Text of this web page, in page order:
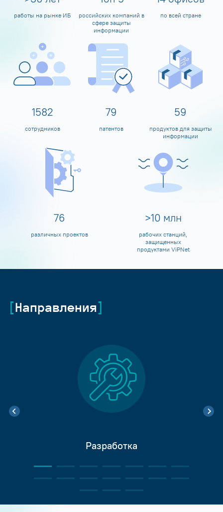
работы на рынке ИБ
российских компаний в
сфере защиты
информации
по всей стране
1600
сотрудников
80
патентов
60
продуктов для защиты
информации
80
различных проектов
>10 млн
рабочих станций,
защищенных
продуктами ViPNet
Направления
Разработка